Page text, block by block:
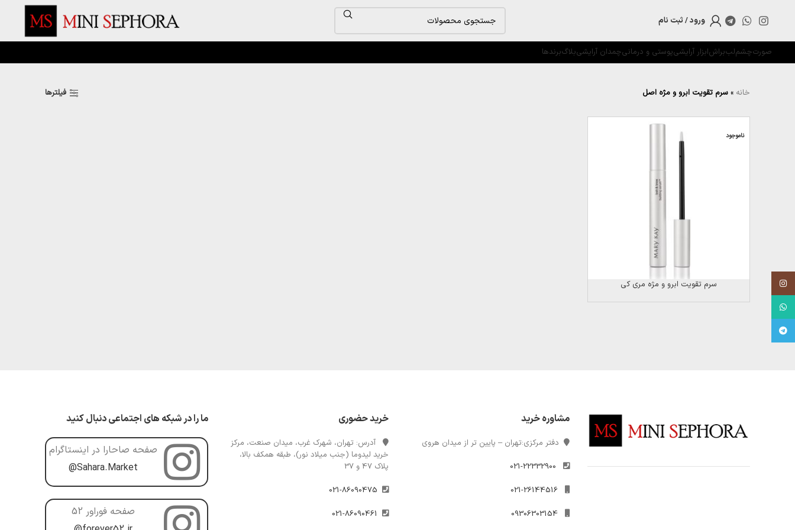
ورود / ثبت نام
صورتچشملببراشابزار آرایشیپوستی و درمانیچمدان آرایشیبلاگبرندها
خانه » سرم تقویت ابرو و مژه اصل فیلترها
ناموجود
سرم تقویت ابرو و مژه مری کی
مشاوره خرید
دفتر مرکزی:تهران – پایین تر از میدان هروی
021-22332900
021-26144516
خرید حضوری
آدرس: تهران، شهرک غرب، میدان صنعت، مرکز
خرید لیدوما (جنب میلاد نور)، طبقه همکف بالا،
پلاک 47 و 37
ما را در شبکه های اجتماعی دنبال کنید
صفحه صاحارا در اینستاگرام
@Sahara.Market
صفحه فوراور 52